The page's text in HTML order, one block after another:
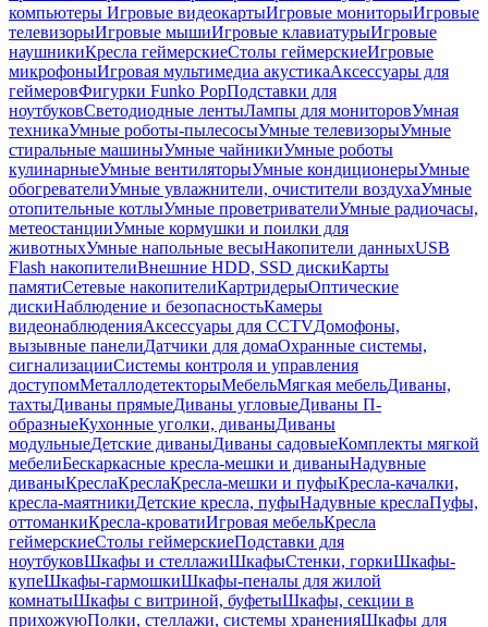
компьютеры Игровые видеокартыИгровые мониторыИгровые
телевизорыИгровые мышиИгровые клавиатурыИгровые
наушникиКресла геймерскиеСтолы геймерскиеИгровые
микрофоныИгровая мультимедиа акустикаАксессуары для
геймеровФигурки Funko PopПодставки для
ноутбуковСветодиодные лентыЛампы для мониторовУмная
техникаУмные роботы-пылесосыУмные телевизорыУмные
стиральные машиныУмные чайникиУмные роботы
кулинарныеУмные вентиляторыУмные кондиционерыУмные
обогревателиУмные увлажнители, очистители воздухаУмные
отопительные котлыУмные проветривателиУмные радиочасы,
метеостанцииУмные кормушки и поилки для
животныхУмные напольные весыНакопители данныхUSB
Flash накопителиВнешние HDD, SSD дискиКарты
памятиСетевые накопителиКартридерыОптические
дискиНаблюдение и безопасностьКамеры
видеонаблюденияАксессуары для CCTVДомофоны,
вызывные панелиДатчики для домаОхранные системы,
сигнализацииСистемы контроля и управления
доступомМеталлодетекторыМебельМягкая мебельДиваны,
тахтыДиваны прямыеДиваны угловыеДиваны П-
образныеКухонные уголки, диваныДиваны
модульныеДетские диваныДиваны садовыеКомплекты мягкой
мебелиБескаркасные кресла-мешки и диваныНадувные
диваныКреслаКреслаКресла-мешки и пуфыКресла-качалки,
кресла-маятникиДетские кресла, пуфыНадувные креслаПуфы,
оттоманкиКресла-кроватиИгровая мебельКресла
геймерскиеСтолы геймерскиеПодставки для
ноутбуковШкафы и стеллажиШкафыСтенки, горкиШкафы-
купеШкафы-гармошкиШкафы-пеналы для жилой
комнатыШкафы с витриной, буфетыШкафы, секции в
прихожуюПолки, стеллажи, системы храненияШкафы для